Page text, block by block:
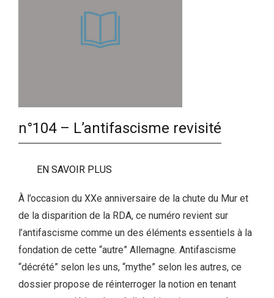
n°104 – L’antifascisme revisité
EN SAVOIR PLUS
À l’occasion du XXe anniversaire de la chute du Mur et
de la disparition de la RDA, ce numéro revient sur
l’antifascisme comme un des éléments essentiels à la
fondation de cette “autre” Allemagne. Antifascisme
“décrété” selon les uns, “mythe” selon les autres, ce
dossier propose de réinterroger la notion en tenant